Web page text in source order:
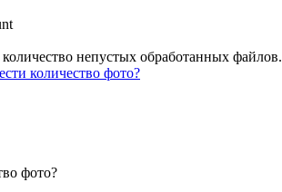
количество непустых обработанных файлов.
количество фото?
фото?